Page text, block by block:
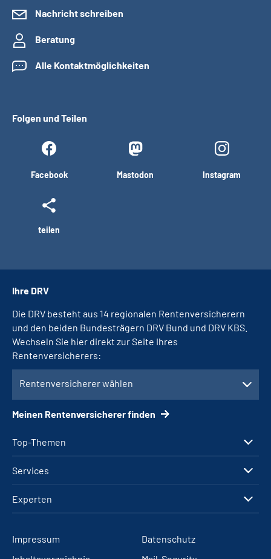
Nachricht schreiben
Beratung
Alle Kontaktmöglichkeiten
Folgen und Teilen
Facebook Mastodon Instagram
teilen
Top-Themen
Services
Experten
Ihre DRV
Die DRV besteht aus 14 regionalen Rentenversicherern
und den beiden Bundesträgern DRV Bund und DRV KBS.
Wechseln Sie hier direkt zur Seite Ihres
Rentenversicherers:
Rentenversicherer wählen
Meinen Rentenversicherer finden
Impressum
Datenschutz